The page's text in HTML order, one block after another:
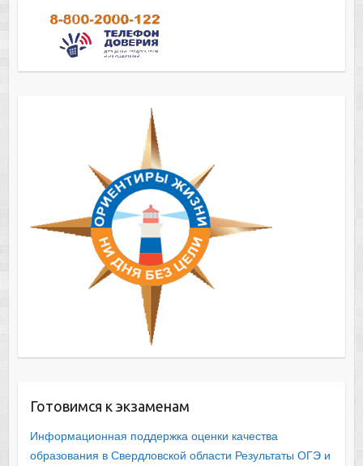
Готовимся к экзаменам
Информационная поддержка оценки качества
образования в Свердловской области Результаты ОГЭ и